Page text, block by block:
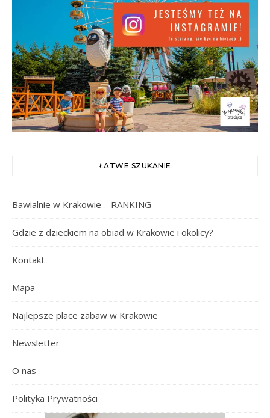
ŁATWE SZUKANIE
Bawialnie w Krakowie – RANKING
Gdzie z dzieckiem na obiad w Krakowie i okolicy?
Kontakt
Mapa
Najlepsze place zabaw w Krakowie
Newsletter
O nas
Polityka Prywatności